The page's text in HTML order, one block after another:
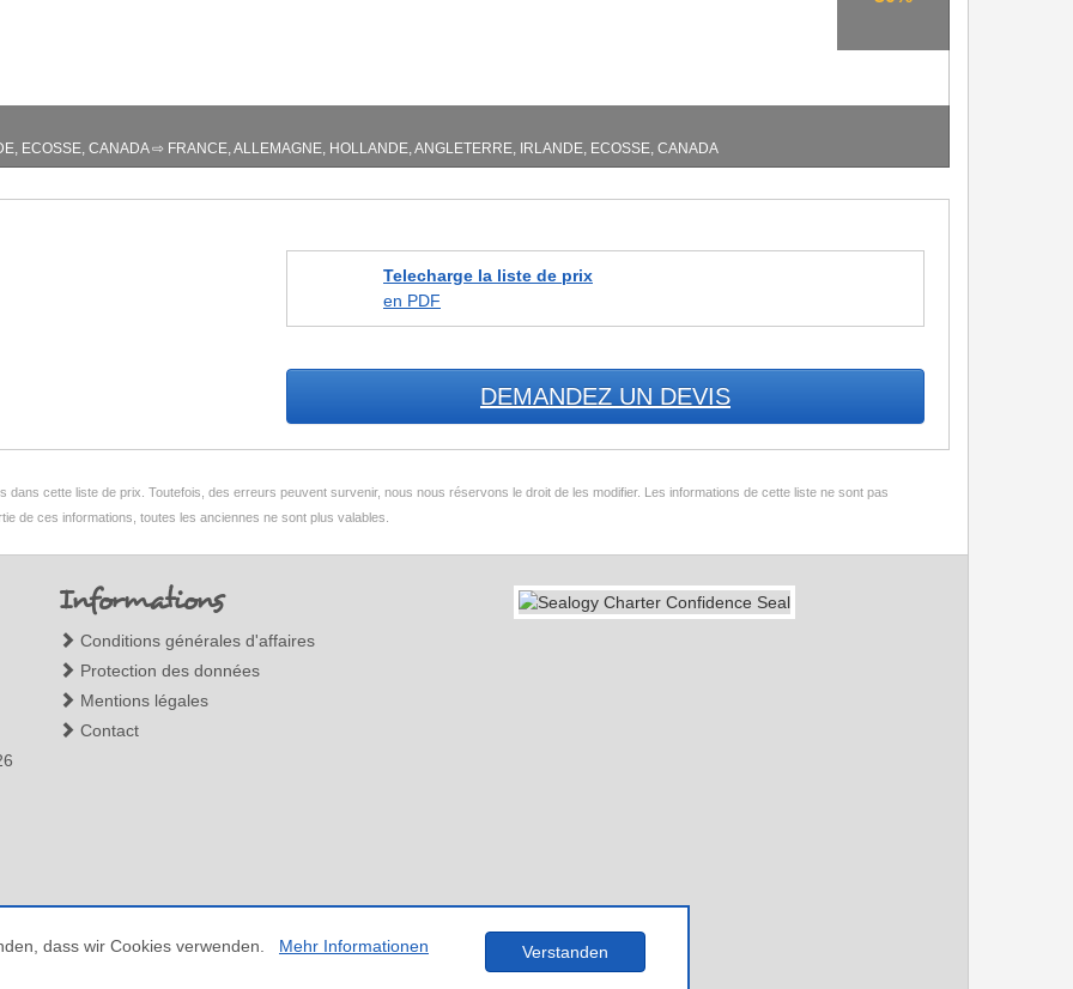
ECOSSE, CANADA ⇨ FRANCE, ALLEMAGNE, HOLLANDE, ANGLETERRE, IRLANDE, ECOSSE, CANADA
Telecharge la liste de prix
en PDF
DEMANDEZ UN DEVIS
cette liste de prix. Toutefois, des erreurs peuvent survenir, nous nous réservons le droit de les modifier. Les informations de cette liste ne sont pas
de ces informations, toutes les anciennes ne sont plus valables.
Informations
Conditions générales d'affaires
Protection des données
Mentions légales
Contact
réservés (c) Barone Yachting, Reproduction partielle ou intégrale interdite sans autorisation.
dass wir Cookies verwenden. Mehr Informationen Verstanden